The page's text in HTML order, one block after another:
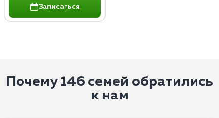
Записаться
Почему 146 семей обратились
к нам